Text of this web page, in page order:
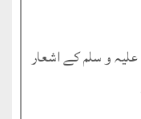
و سلم کے اشعار